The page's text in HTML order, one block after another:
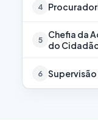
4
5
Chefia da
do
6